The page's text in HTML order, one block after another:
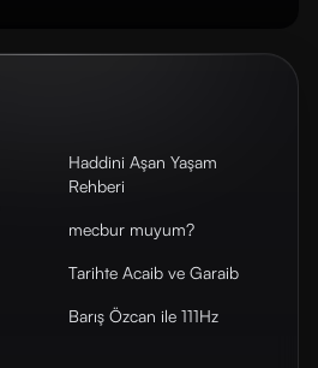
Haddini Aşan Yaşam
Rehberi
mecbur muyum?
Tarihte Acaib ve Garaib
Barış Özcan ile 111Hz